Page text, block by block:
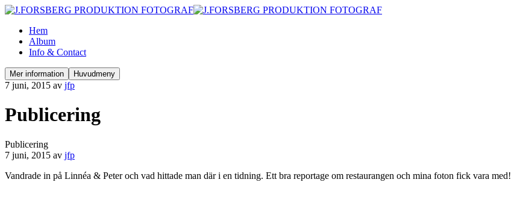
Hem
Album
Info & Contact
Mer information Huvudmeny
7 juni, 2015 av jfp
Publicering
Publicering
7 juni, 2015 av jfp
Vandrade in på Linnéa & Peter och vad hittade man där i en tidning. Ett bra reportage om restaurangen och mina foton fick vara med!